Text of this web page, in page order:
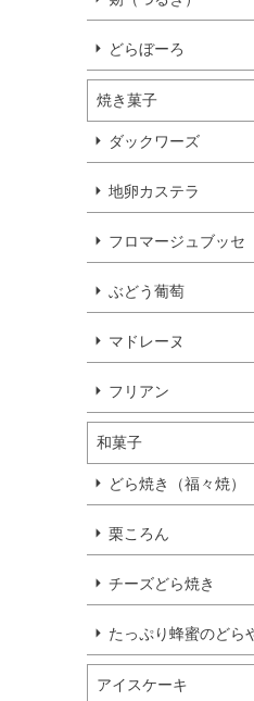
どらぼーろ
焼き菓子
ダックワーズ
地卵カステラ
フロマージュブッセ
ぶどう葡萄
マドレーヌ
フリアン
和菓子
どら焼き（福々焼）
栗ころん
チーズどら焼き
たっぷり蜂蜜のどら
アイスケーキ